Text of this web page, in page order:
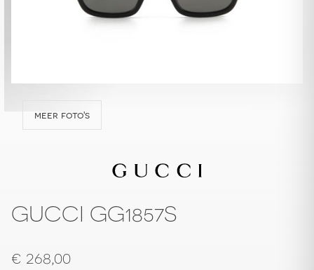
meer foto's
GUCCI GG1857S
€ 268,00